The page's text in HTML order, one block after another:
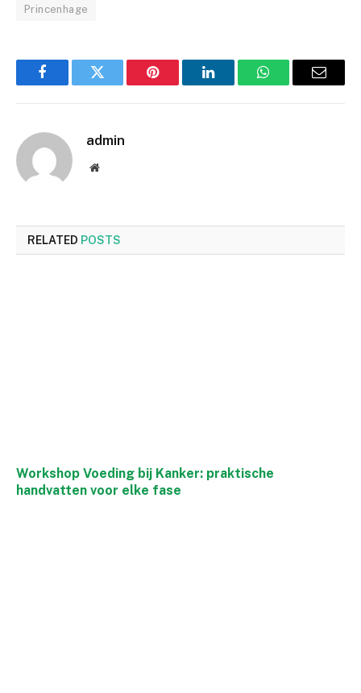
Princenhage
FacebookTwitter Pinterest LinkedInWhatsAppEmail
admin
Website
RELATED POSTS
Workshop Voeding bij Kanker: praktische
handvatten voor elke fase